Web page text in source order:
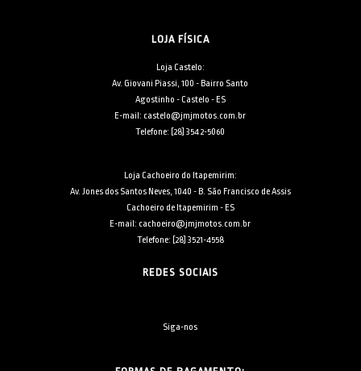
LOJA FÍSICA
Loja Castelo:
Av. Giovani Piassi, 100 - Bairro Santo
Agostinho - Castelo - ES
E-mail: castelo@jmjmotos.com.br
Telefone: [28] 3542-5060
Loja Cachoeiro do Itapemirim:
Av. Jones dos Santos Neves, 1040 - B. São Francisco de Assis
Cachoeiro de Itapemirim - ES
E-mail: cachoeiro@jmjmotos.com.br
Telefone: [28] 3521-4558
REDES SOCIAIS
Siga-nos